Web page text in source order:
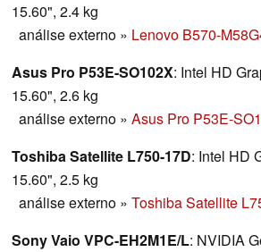
15.60", 2.4 kg
análise externo » Lenovo B570-
Asus Pro P53E-SO102X: Intel HD
15.60", 2.6 kg
análise externo » Asus Pro P53E-
Toshiba Satellite L750-17D: Intel HD
15.60", 2.5 kg
análise externo » Toshiba Satellite
Sony Vaio VPC-EH2M1E/L: NVIDIA